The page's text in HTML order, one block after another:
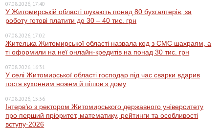
07.08.2026, 17:40
У Житомирській області шукають понад 80 бухгалтерів, за
роботу готові платити до 30 – 40 тис. грн
07.08.2026, 17:02
Жителька Житомирської області назвала код з СМС шахраям, а
ті оформили на неї онлайн-кредитів на понад 30 тис. грн
07.08.2026, 16:31
У селі Житомирської області господар під час сварки вдарив
гостя кухонним ножем й пішов з дому
07.08.2026, 15:36
Інтерв’ю з ректором Житомирського державного університету
про перший пріоритет, математику, рейтинги та особливості
вступу-2026